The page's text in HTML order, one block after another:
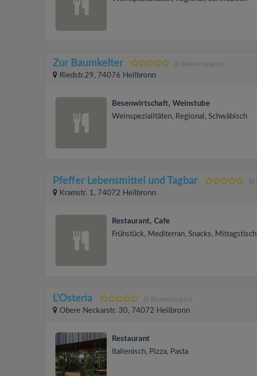
Zur Baumkelter (0 Bewertungen)
Riedstr.29, 74076 Heilbronn
Besenwirtschaft, Weinstube
Weinspezialitäten, Regional, Schwäbisch
Pfeffer Lebensmittel und Tagbar
Kramstr. 1, 74072 Heilbronn
Restaurant, Cafe
Frühstück, Mediterran, Snacks, Mittagstisch
L'Osteria (0 Bewertungen)
Obere Neckarstr. 30, 74072 Heilbronn
Restaurant
Italienisch, Pizza, Pasta